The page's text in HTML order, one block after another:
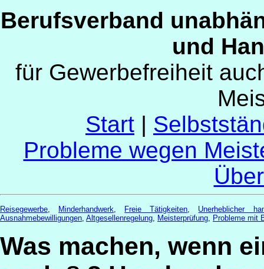
Berufsverband
und
für Gewerbefreiheit
Start |
Probleme wegen
Reisegewerbe Minderhandwerk Freie Tätigkeiten
Unerheblicher
Ausnahmebewilligungen Altgesellenregelung Meisterprüfung Probleme mit
Was machen, wenn